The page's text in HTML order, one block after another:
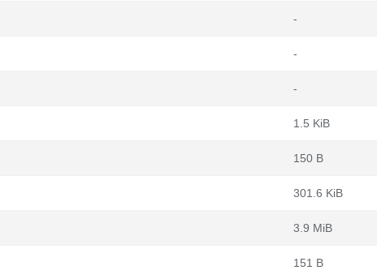
-
-
-
1.5 KiB
150 B
301.6 KiB
3.9 MiB
151 B